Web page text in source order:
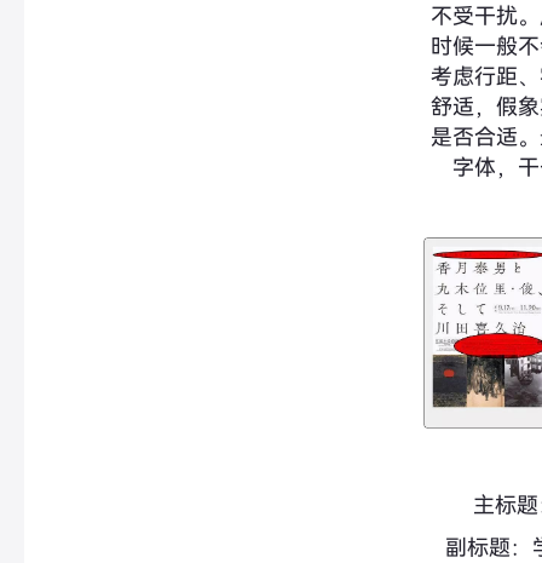
不受干扰
时候一般
考虑行距
舒适，假
是否合适
字体，
主标
副标题：